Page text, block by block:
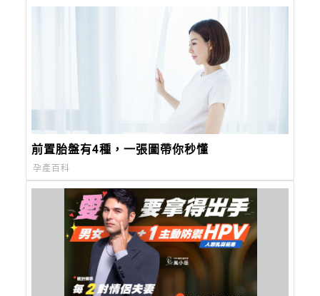
前置胎盤有4種，一張圖帶你秒懂
孕產百科